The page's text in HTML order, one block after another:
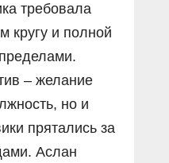
требовала
кругу и полной
– желание
но и
прятались за
Аслан